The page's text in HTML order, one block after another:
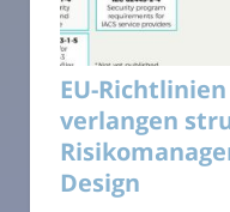
EU-Richtlinien
verlangen
Design